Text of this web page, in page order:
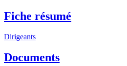
Fiche résumé
Dirigeants
Documents